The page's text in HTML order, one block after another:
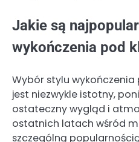
Jakie są
wykończenia pod
Wybór stylu wykończenia
jest niezwykle istotny,
ostateczny wygląd i
ostatnich latach wśród
szczególną